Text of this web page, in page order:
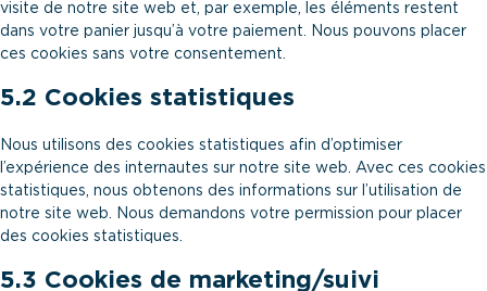
visite de notre site web et, par exemple, les éléments restent
dans votre panier jusqu’à votre paiement. Nous pouvons placer
ces cookies sans votre consentement.
5.2 Cookies statistiques
Nous utilisons des cookies statistiques afin d’optimiser
l’expérience des internautes sur notre site web. Avec ces cookies
statistiques, nous obtenons des informations sur l’utilisation de
notre site web. Nous demandons votre permission pour placer
des cookies statistiques.
5.3 Cookies de marketing/suivi